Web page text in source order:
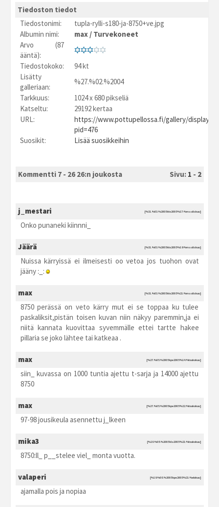
Tiedoston tiedot
Tiedostonimi:
tupla-rylli-s180-ja-8750+ve.jpg
Albumin nimi:
max / Turvekoneet
Arvo (87
ääntä):
Tiedostokoko:
94 kt
Lisätty
galleriaan:
%27.%02.%2004
Tarkkuus:
1024 x 680 pikseliä
Katseltu:
29192 kertaa
URL:
https://www.pottupellossa.fi/gallery/
pid=476
Suosikit:
Lisää suosikkeihin
Kommentti 7 - 26 26:n joukosta Sivu: 1 - 2
j_mestari [%31.%03.%2005 kto2005 %17:%maaliskuu]
Onko punaneki kiinnni_
Jäärä [%31.%03.%2005 kto2005 %19:%maaliskuu]
Nuissa kärryissä ei ilmeisesti oo vetoa jos tuohon ovat
jääny :_:
max [%31.%03.%2005 kto2005 %21:%maaliskuu]
8750 perässä on veto kärry mut ei se toppaa ku tulee
paskaliksit,pistän toisen kuvan niin näkyy paremmin,ja ei
niitä kannata kuovittaa syvemmälle ettei tartte hakee
pillaria se joko lähtee tai katkeaa .
max [%27.%05.%2005 kpe2005 %14:%toukokuu]
siin_ kuvassa on 1000 tuntia ajettu t-sarja ja 14000 ajettu
8750
max [%27.%05.%2005 kpe2005 %22:%toukokuu]
97-98 jousikeula asennettu j_lkeen
mika3 [%28.%05.%2005 kla2005 %21:%toukokuu]
8750:ll_ p__stelee viel_ monta vuotta.
valaperi [%19.%08.%2005 kpe2005 %21:%elokuu]
ajamalla pois ja nopiaa